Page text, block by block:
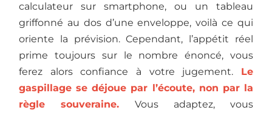
calculateur sur smartphone, ou un tableau
griffonné au dos d’une enveloppe, voilà ce qui
oriente la prévision. Cependant, l’appétit réel
prime toujours sur le nombre énoncé, vous
ferez alors confiance à votre jugement. Le
gaspillage se déjoue par l’écoute, non par la
règle souveraine. Vous adaptez, vous